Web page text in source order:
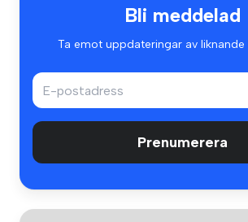
Bli meddelad
Ta emot uppdateringar av liknande
Prenumerera